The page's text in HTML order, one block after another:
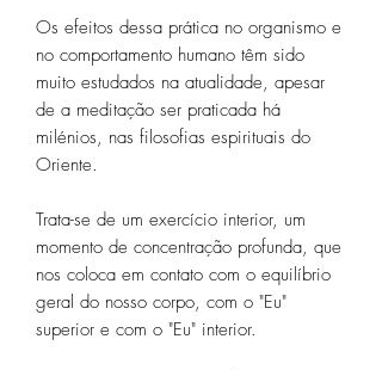
Os efeitos dessa prática no organismo e
no comportamento humano têm sido
muito estudados na atualidade, apesar
de a meditação ser praticada há
milénios, nas filosofias espirituais do
Oriente.
Trata-se de um exercício interior, um
momento de concentração profunda, que
nos coloca em contato com o equilíbrio
geral do nosso corpo, com o "Eu"
superior e com o "Eu" interior.